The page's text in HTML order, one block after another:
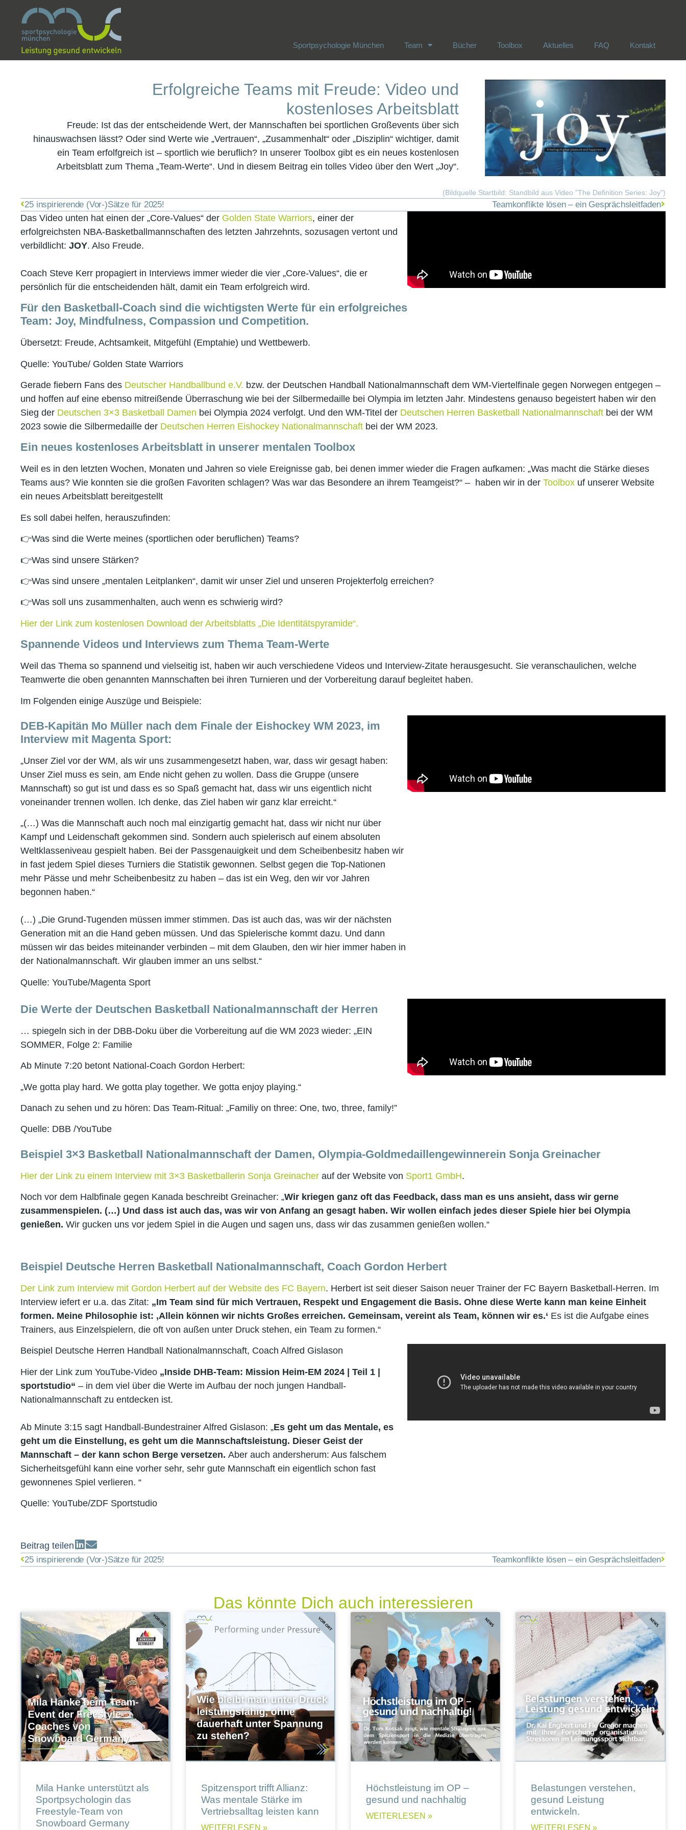
Sportpsychologie München Team Bücher Toolbox Aktuelles FAQ Kontakt
Erfolgreiche Teams mit Freude: Video und
kostenloses Arbeitsblatt
Freude: Ist das der entscheidende Wert, der Mannschaften bei sportlichen Großevents über sich
hinauswachsen lässt? Oder sind Werte wie „Vertrauen“, „Zusammenhalt“ oder „Disziplin“ wichtiger, damit
ein Team erfolfgreich ist – sportlich wie beruflich? In unserer Toolbox gibt es ein neues kostenlosen
Arbeitsblatt zum Thema „Team-Werte“. Und in diesem Beitrag ein tolles Video über den Wert „Joy“.
(Bildquelle Startbild: Standbild aus Video "The Definition Series: Joy")
25 inspirierende (Vor-)Sätze für 2025! Teamkonflikte lösen – ein Gesprächsleitfaden
Das Video unten hat einen der „Core-Values“ der Golden State Warriors, einer der
erfolgreichsten NBA-Basketballmannschaften des letzten Jahrzehnts, sozusagen vertont und
verbildlicht:JOY. Also Freude.
Coach Steve Kerr propagiert in Interviews immer wieder die vier „Core-Values“, die er
persönlich für die entscheidenden hält, damit ein Team erfolgreich wird.
Für den Basketball-Coach sind die wichtigsten Werte für ein erfolgreiches
Team: Joy, Mindfulness, Compassion und Competition.
Übersetzt: Freude, Achtsamkeit, Mitgefühl (Emptahie) und Wettbewerb.
Quelle: YouTube/ Golden State Warriors
Gerade fiebern Fans des Deutscher Handballbund e.V. bzw. der Deutschen Handball Nationalmannschaft dem WM-Viertelfinale gegen Norwegen entgegen –
und hoffen auf eine ebenso mitreißende Überraschung wie bei der Silbermedaille bei Olympia im letzten Jahr. Mindestens genauso begeistert haben wir den
Sieg der Deutschen 3×3 Basketball Damen bei Olympia 2024 verfolgt. Und den WM-Titel der Deutschen Herren Basketball Nationalmannschaft bei der WM
2023 sowie die Silbermedaille der Deutschen Herren Eishockey Nationalmannschaft bei der WM 2023.
Ein neues kostenloses Arbeitsblatt in unserer mentalen Toolbox
Weil es in den letzten Wochen, Monaten und Jahren so viele Ereignisse gab, bei denen immer wieder die Fragen aufkamen: „Was macht die Stärke dieses
Teams aus? Wie konnten sie die großen Favoriten schlagen? Was war das Besondere an ihrem Teamgeist?“ – haben wir in derToolbox uf unserer Website
ein neues Arbeitsblatt bereitgestellt
Es soll dabei helfen, herauszufinden:
👉Was sind die Werte meines (sportlichen oder beruflichen) Teams?
👉Was sind unsere Stärken?
👉Was sind unsere „mentalen Leitplanken“, damit wir unser Ziel und unseren Projekterfolg erreichen?
👉Was soll uns zusammenhalten, auch wenn es schwierig wird?
Hier der Link zum kostenlosen Download der Arbeitsblatts „Die Identitätspyramide“.
Spannende Videos und Interviews zum Thema Team-Werte
Weil das Thema so spannend und vielseitig ist, haben wir auch verschiedene Videos und Interview-Zitate herausgesucht. Sie veranschaulichen, welche
Teamwerte die oben genannten Mannschaften bei ihren Turnieren und der Vorbereitung darauf begleitet haben.
Im Folgenden einige Auszüge und Beispiele:
DEB-Kapitän Mo Müller nach dem Finale der Eishockey WM 2023, im
Interview mit Magenta Sport:
„Unser Ziel vor der WM, als wir uns zusammengesetzt haben, war, dass wir gesagt haben:
Unser Ziel muss es sein, am Ende nicht gehen zu wollen. Dass die Gruppe (unsere
Mannschaft) so gut ist und dass es so Spaß gemacht hat, dass wir uns eigentlich nicht
voneinander trennen wollen. Ich denke, das Ziel haben wir ganz klar erreicht.“
„(…) Was die Mannschaft auch noch mal einzigartig gemacht hat, dass wir nicht nur über
Kampf und Leidenschaft gekommen sind. Sondern auch spielerisch auf einem absoluten
Weltklasseniveau gespielt haben. Bei der Passgenauigkeit und dem Scheibenbesitz haben wir
in fast jedem Spiel dieses Turniers die Statistik gewonnen. Selbst gegen die Top-Nationen
mehr Pässe und mehr Scheibenbesitz zu haben – das ist ein Weg, den wir vor Jahren
begonnen haben.“
(…) „Die Grund-Tugenden müssen immer stimmen. Das ist auch das, was wir der nächsten
Generation mit an die Hand geben müssen. Und das Spielerische kommt dazu. Und dann
müssen wir das beides miteinander verbinden – mit dem Glauben, den wir hier immer haben in
der Nationalmannschaft. Wir glauben immer an uns selbst.“
Quelle: YouTube/Magenta Sport
Die Werte der Deutschen Basketball Nationalmannschaft der Herren
… spiegeln sich in der DBB-Doku über die Vorbereitung auf die WM 2023 wieder: „EIN
SOMMER, Folge 2: Familie
Ab Minute 7:20 betont National-Coach Gordon Herbert:
„We gotta play hard. We gotta play together. We gotta enjoy playing.“
Danach zu sehen und zu hören: Das Team-Ritual: „Familiy on three: One, two, three, family!”
Quelle: DBB /YouTube
Beispiel 3×3 Basketball Nationalmannschaft der Damen, Olympia-Goldmedaillengewinnerein Sonja Greinacher
Hier der Link zu einem Interview mit 3×3 Basketballerin Sonja Greinacher auf der Website von Sport1 GmbH.
Noch vor dem Halbfinale gegen Kanada beschreibt Greinacher: „Wir kriegen ganz oft das Feedback, dass man es uns ansieht, dass wir gerne
zusammenspielen. (…) Und dass ist auch das, was wir von Anfang an gesagt haben. Wir wollen einfach jedes dieser Spiele hier bei Olympia
genießen.Wir gucken uns vor jedem Spiel in die Augen und sagen uns, dass wir das zusammen genießen wollen.“
Beispiel Deutsche Herren Basketball Nationalmannschaft, Coach Gordon Herbert
Der Link zum Interview mit Gordon Herbert auf der Website des FC Bayern. Herbert ist seit dieser Saison neuer Trainer der FC Bayern Basketball-Herren. Im
Interview iefert er u.a. das Zitat: „Im Team sind für mich Vertrauen, Respekt und Engagement die Basis. Ohne diese Werte kann man keine Einheit
formen. Meine Philosophie ist: ,Allein können wir nichts Großes erreichen. Gemeinsam, vereint als Team, können wir es.‘ Es ist die Aufgabe eines
Trainers, aus Einzelspielern, die oft von außen unter Druck stehen, ein Team zu formen.“
Beispiel Deutsche Herren Handball Nationalmannschaft, Coach Alfred Gislason
Hier der Link zum YouTube-Video „Inside DHB-Team: Mission Heim-EM 2024 | Teil 1 |
sportstudio“– in dem viel über die Werte im Aufbau der noch jungen Handball-
Nationalmannschaft zu entdecken ist.
Ab Minute 3:15 sagt Handball-Bundestrainer Alfred Gislason: „Es geht um das Mentale, es
geht um die Einstellung, es geht um die Mannschaftsleistung. Dieser Geist der
Mannschaft – der kann schon Berge versetzen.Aber auch andersherum: Aus falschem
Sicherheitsgefühl kann eine vorher sehr, sehr gute Mannschaft ein eigentlich schon fast
gewonnenes Spiel verlieren. “
Quelle: YouTube/ZDF Sportstudio
Beitrag teilen
25 inspirierende (Vor-)Sätze für 2025! Teamkonflikte lösen – ein Gesprächsleitfaden
Das könnte Dich auch interessieren
Mila Hanke unterstützt als
Sportpsychologin das
Freestyle-Team von
Snowboard Germany
Spitzensport trifft Allianz:
Was mentale Stärke im
Vertriebsalltag leisten kann
WEITERLESEN »
Höchstleistung im OP –
gesund und nachhaltig
WEITERLESEN »
Belastungen verstehen,
gesund Leistung
entwickeln.
WEITERLESEN »